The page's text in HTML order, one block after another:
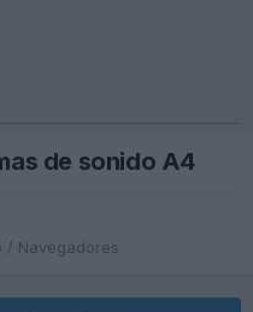
de sonido A4
/ Navegadores